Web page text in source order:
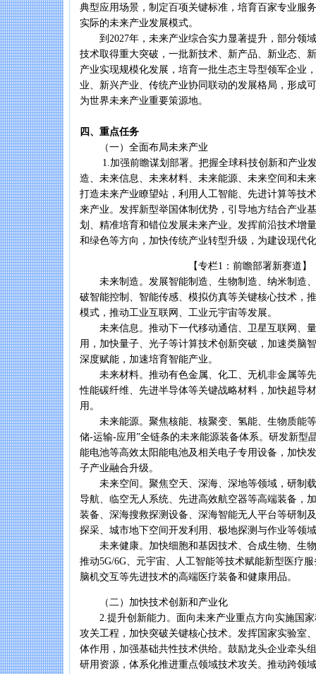
典型应用场景，制定百项关键标准，培育百家专业服
实际的未来产业发展模式。
到2027年，未来产业综合实力显著提升，部分领
技术取得重大突破，一批新技术、新产品、新业态、
产业实现规模化发展，培育一批生态主导型领军企业
业、新兴产业、传统产业协同联动的发展格局，形成
为世界未来产业重要策源地。
四、重点任务
（一）全面布局未来产业
1.加强前瞻谋划部署。把握全球科技创新和产业发
造、未来信息、未来材料、未来能源、未来空间和未
打造未来产业瞭望站，利用人工智能、先进计算等技
来产业。发挥新型举国体制优势，引导地方结合产业
划、精准培育和错位发展未来产业。发挥前沿技术增
和绿色等方向，加快传统产业转型升级，为建设现代
【专栏1：前瞻部署新赛道】
未来制造。发展智能制造、生物制造、纳米制造、
破智能控制、智能传感、模拟仿真等关键核心技术，
模式，推动工业互联网、工业元宇宙等发展。
未来信息。推动下一代移动通信、卫星互联网、量
用，加快量子、光子等计算技术创新突破，加速类脑
深度赋能，加速培育智能产业。
未来材料。推动有色金属、化工、无机非金属等先
性能碳纤维、先进半导体等关键战略材料，加快超导
用。
未来能源。聚焦核能、核聚变、氢能、生物质能等
储-运输-应用”全链条的未来能源装备体系。研发新型
能电池等高效太阳能电池及相关电子专用设备，加快
子产业融合升级。
未来空间。聚焦空天、深海、深地等领域，研制载
导航、临空无人系统、先进高效航空器等高端装备，
装备、深海搜救探测设备、深海智能无人平台等研制
探采、城市地下空间开发利用、极地探测与作业等领
未来健康。加快细胞和基因技术、合成生物、生物
推动5G/6G、元宇宙、人工智能等技术赋能新型医疗
脑机交互等先进技术的高端医疗装备和健康用品。
（二）加快技术创新和产业化
2.提升创新能力。面向未来产业重点方向实施国家
攻关工程，加快突破关键核心技术。发挥国家实验室
体作用，加强基础共性技术供给。鼓励龙头企业牵头
研用资源，体系化推进重点领域技术攻关。推动跨领